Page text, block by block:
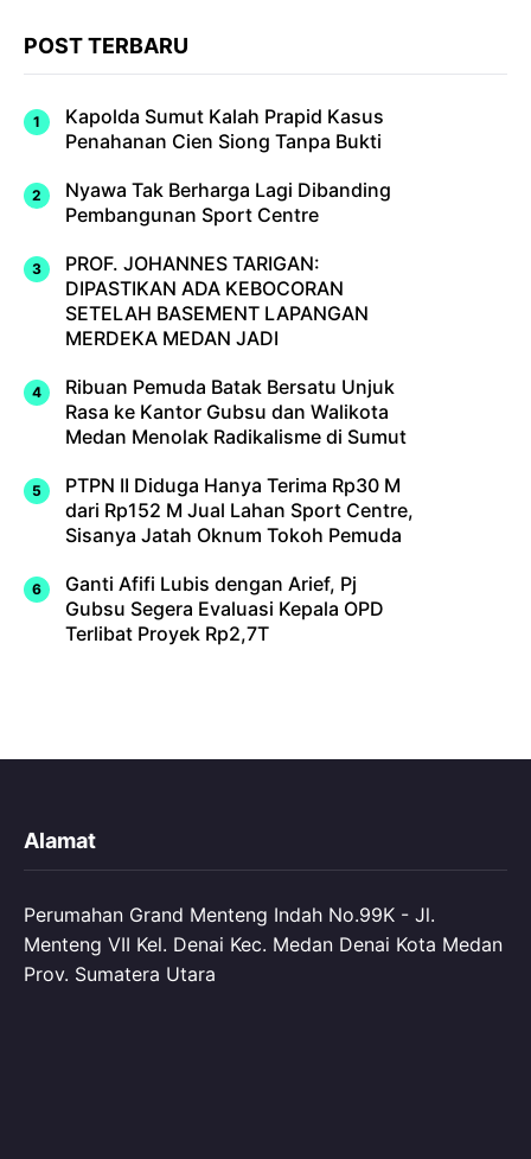
POST TERBARU
Kapolda Sumut Kalah Prapid Kasus
Penahanan Cien Siong Tanpa Bukti
Nyawa Tak Berharga Lagi Dibanding
Pembangunan Sport Centre
PROF. JOHANNES TARIGAN:
DIPASTIKAN ADA KEBOCORAN
SETELAH BASEMENT LAPANGAN
MERDEKA MEDAN JADI
Ribuan Pemuda Batak Bersatu Unjuk
Rasa ke Kantor Gubsu dan Walikota
Medan Menolak Radikalisme di Sumut
PTPN II Diduga Hanya Terima Rp30 M
dari Rp152 M Jual Lahan Sport Centre,
Sisanya Jatah Oknum Tokoh Pemuda
Ganti Afifi Lubis dengan Arief, Pj
Gubsu Segera Evaluasi Kepala OPD
Terlibat Proyek Rp2,7T
Alamat
Perumahan Grand Menteng Indah No.99K - Jl.
Menteng VII Kel. Denai Kec. Medan Denai Kota Medan
Prov. Sumatera Utara